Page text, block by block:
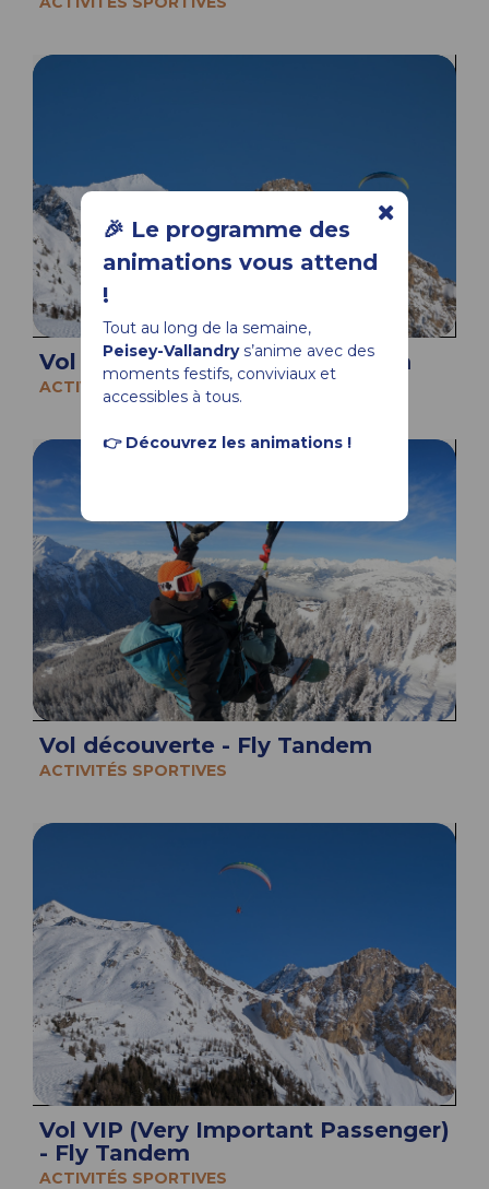
🎉 Le programme des
animations vous attend
!
Tout au long de la semaine,
Peisey-Vallandrys’anime avec des
moments festifs, conviviaux et
accessibles à tous.
👉 Découvrez les animations !
Vol contemplation - Fly Tandem
ACTIVITÉS SPORTIVES
Vol découverte - Fly Tandem
ACTIVITÉS SPORTIVES
Vol VIP (Very Important Passenger)
- Fly Tandem
ACTIVITÉS SPORTIVES